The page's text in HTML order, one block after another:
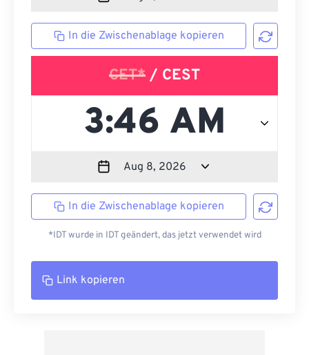
In die Zwischenablage kopieren
CET* / CEST
In die Zwischenablage kopieren
*IDT wurde in IDT geändert, das jetzt verwendet wird
Link kopieren